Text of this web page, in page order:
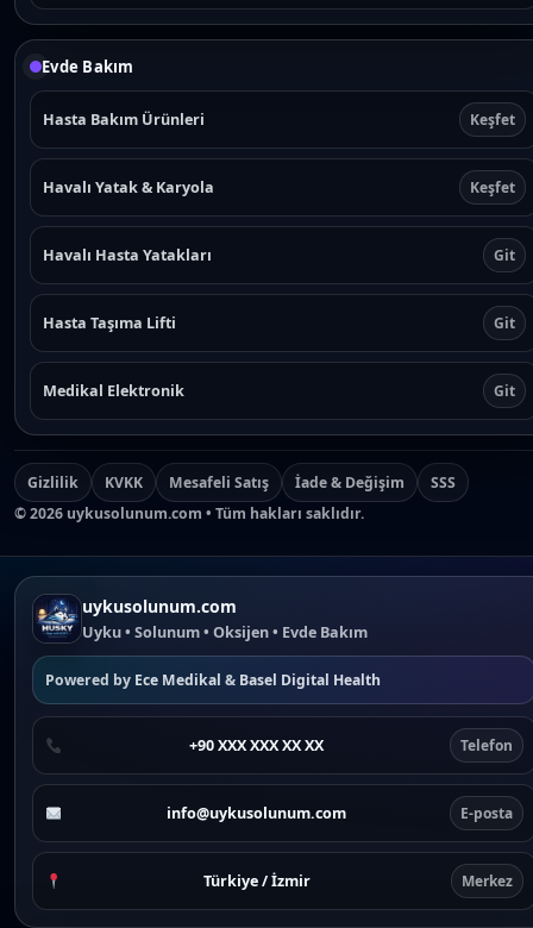
Evde Bakım
Hasta Bakım Ürünleri Keşfet
Havalı Yatak & Karyola Keşfet
Havalı Hasta Yatakları Git
Hasta Taşıma Lifti Git
Medikal Elektronik Git
Gizlilik KVKK Mesafeli Satış İade & Değişim
SSS
©2026 uykusolunum.com • Tüm hakları saklıdır.
uykusolunum.com
Uyku • Solunum • Oksijen • Evde Bakım
Powered by Ece Medikal & Basel Digital Health
+90 XXX XXX XX XX Telefon
info@uykusolunum.com E-posta
Türkiye / İzmir Merkez